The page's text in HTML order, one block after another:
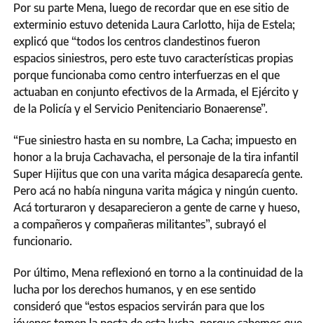
Por su parte Mena, luego de recordar que en ese sitio de
exterminio estuvo detenida Laura Carlotto, hija de Estela;
explicó que “todos los centros clandestinos fueron
espacios siniestros, pero este tuvo características propias
porque funcionaba como centro interfuerzas en el que
actuaban en conjunto efectivos de la Armada, el Ejército y
de la Policía y el Servicio Penitenciario Bonaerense”.
“Fue siniestro hasta en su nombre, La Cacha; impuesto en
honor a la bruja Cachavacha, el personaje de la tira infantil
Super Hijitus que con una varita mágica desaparecía gente.
Pero acá no había ninguna varita mágica y ningún cuento.
Acá torturaron y desaparecieron a gente de carne y hueso,
a compañeros y compañeras militantes”, subrayó el
funcionario.
Por último, Mena reflexionó en torno a la continuidad de la
lucha por los derechos humanos, y en ese sentido
consideró que “estos espacios servirán para que los